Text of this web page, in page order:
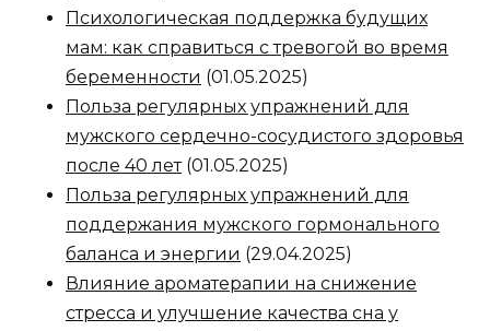
Психологическая поддержка будущих
мам: как справиться с тревогой во время
беременности (01.05.2025)
Польза регулярных упражнений для
мужского сердечно-сосудистого здоровья
после 40 лет (01.05.2025)
Польза регулярных упражнений для
поддержания мужского гормонального
баланса и энергии (29.04.2025)
Влияние ароматерапии на снижение
стресса и улучшение качества сна у